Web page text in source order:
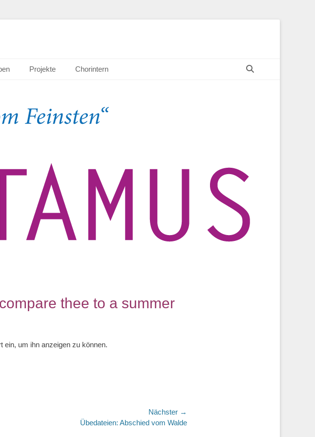
Projekte Chorintern
thee to a summer
ein, um ihn anzeigen zu können.
Nächster →
Übedateien: Abschied vom Walde